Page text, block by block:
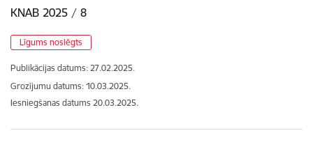
KNAB 2025 / 8
Līgums noslēgts
Publikācijas datums: 27.02.2025.
Grozījumu datums: 10.03.2025.
Iesniegšanas datums 20.03.2025.